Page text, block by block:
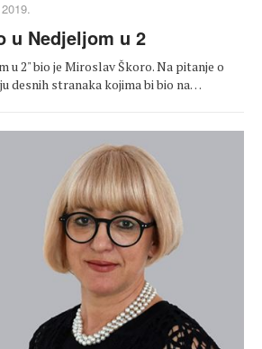
u Nedjeljom u 2
u 2" bio je Miroslav Škoro. Na pitanje o
desnih stranaka kojima bi bio na…